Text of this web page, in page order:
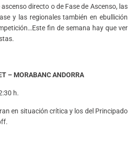
directo o de Fase de Ascenso, las
y las regionales también en ebullición
fin de semana hay que ver
– MORABANC ANDORRA
h.
en situación crítica y los del Principado